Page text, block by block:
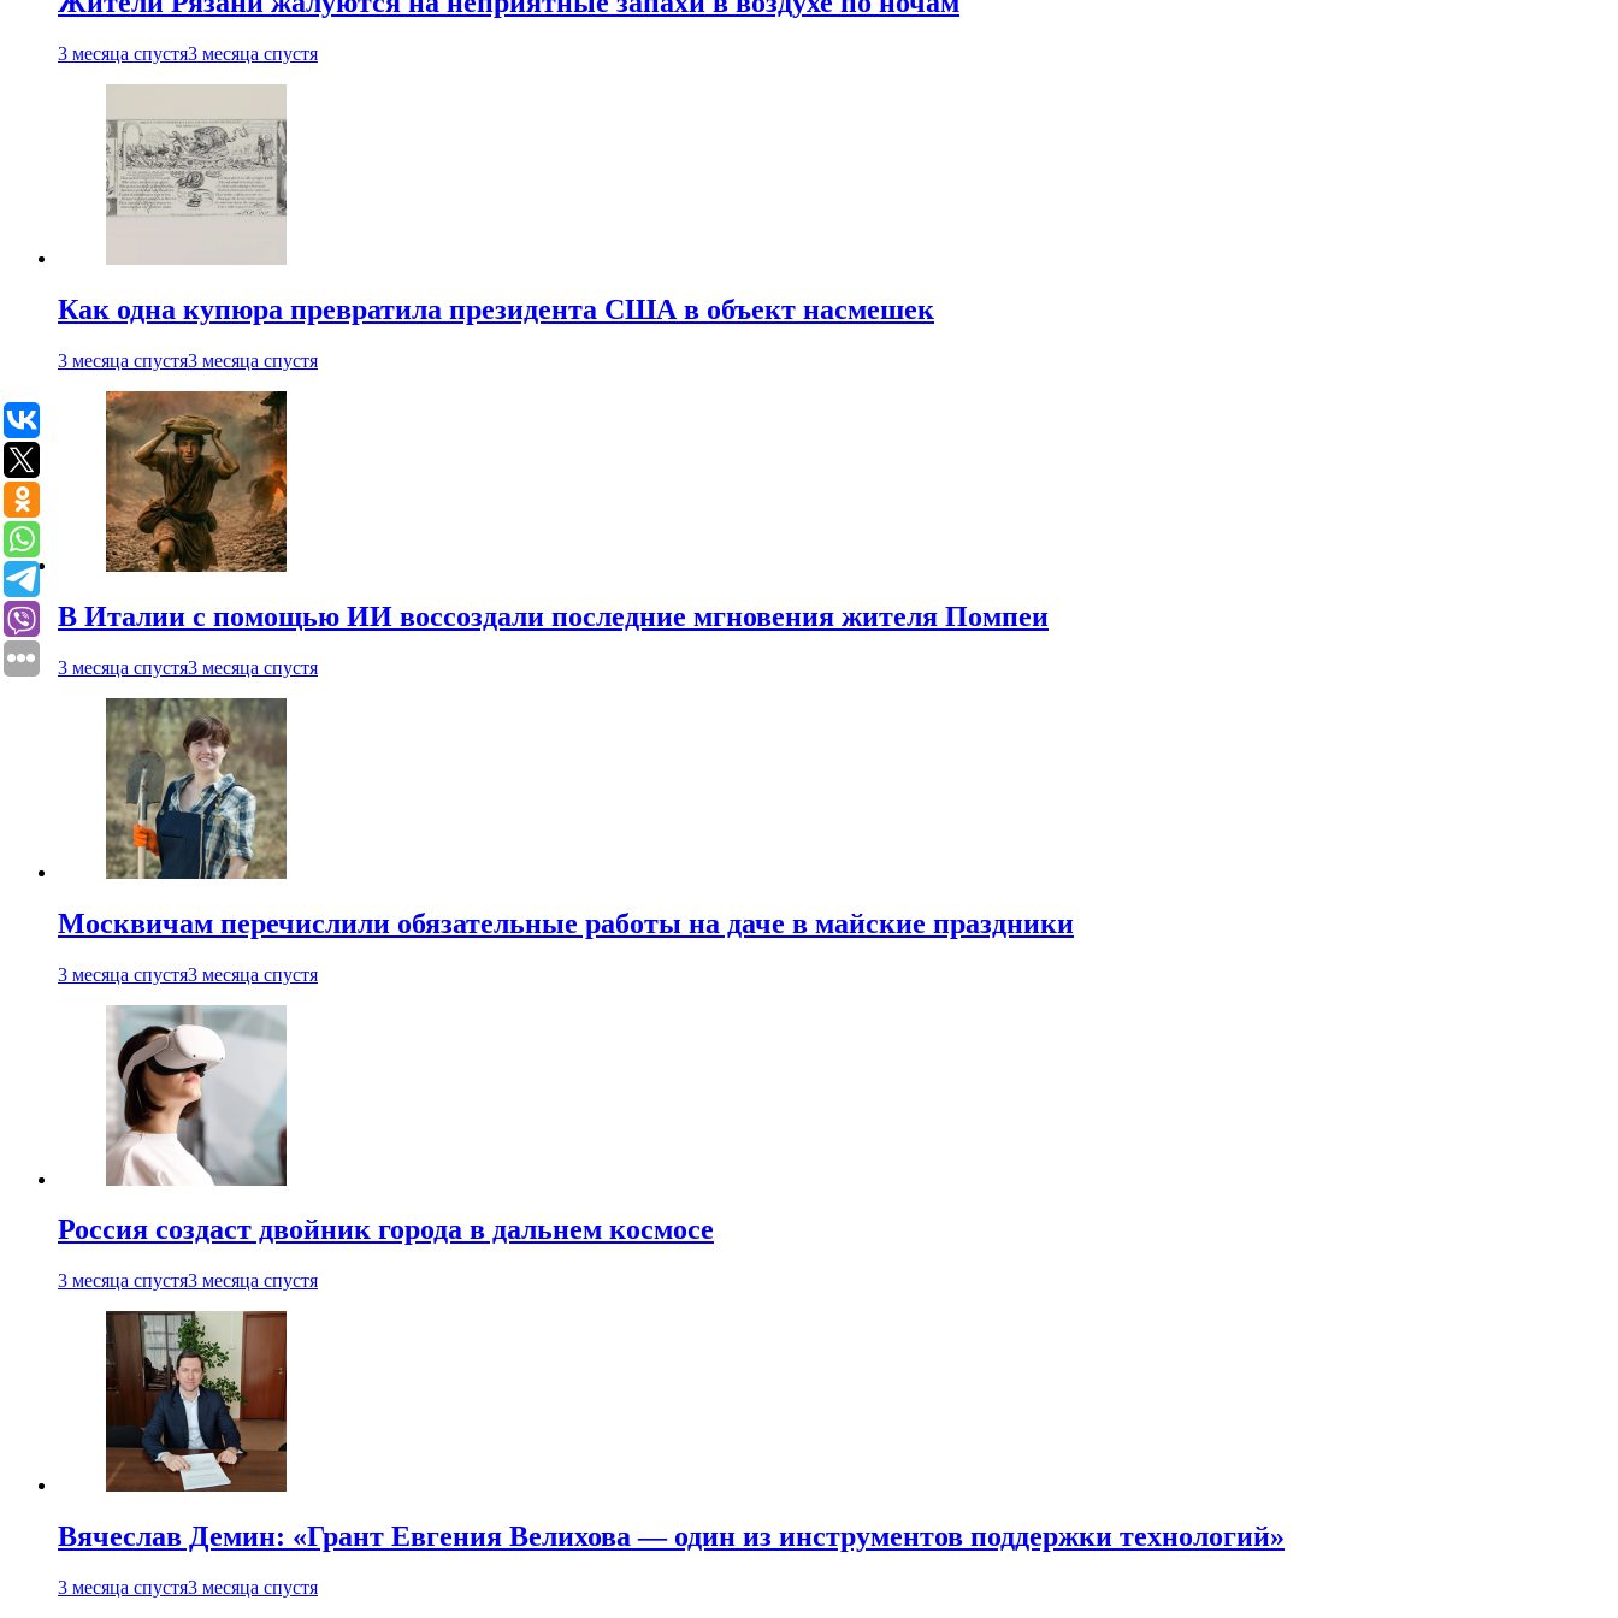
3 месяца спустя3 месяца спустя
Как одна купюра превратила президента США в объект насмешек
3 месяца спустя3 месяца спустя
В Италии с помощью ИИ воссоздали последние мгновения жителя Помпеи
3 месяца спустя3 месяца спустя
Москвичам перечислили обязательные работы на даче в майские праздники
3 месяца спустя3 месяца спустя
Россия создаст двойник города в дальнем космосе
3 месяца спустя3 месяца спустя
Вячеслав Демин: «Грант Евгения Велихова — один из инструментов поддержки технологий»
3 месяца спустя3 месяца спустя